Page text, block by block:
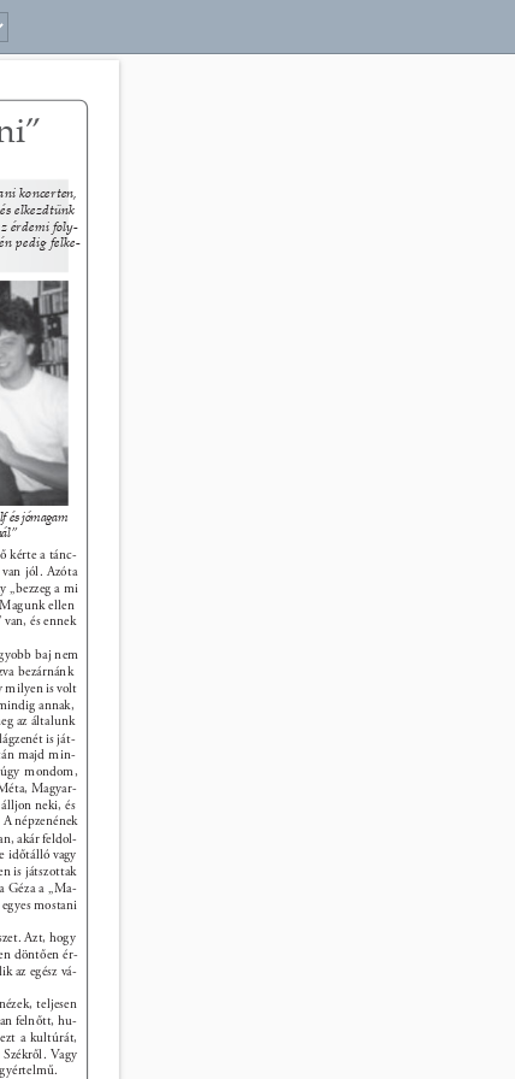
koncerten,
elkezdtünk
érdemi foly-
pedig felke-
kérte a tánc-
jól. Azóta
„bezzeg a mi
ellen
van, és ennek
baj nem
bezárnánk
milyen is volt
annak,
az általunk
is ját-
majd min-
mondom,
Magyar-
neki, és
népzenének
akár feldol-
időtálló vagy
is játszottak
Géza a „Ma-
mostani
Azt, hogy
döntően ér-
az egész vá-
teljesen
felnőtt, hu-
a kultúrát,
Vagy
és jómagam